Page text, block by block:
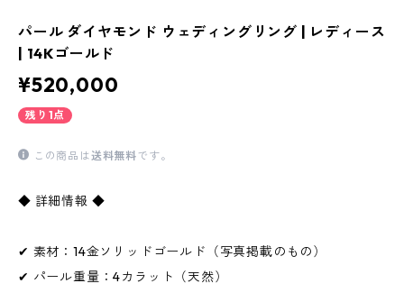
パール ダイヤモンド ウェディングリング | レディース
| 14Kゴールド
¥520,000
残り1点
この商品は送料無料です。
◆ 詳細情報 ◆
✔ 素材：14金ソリッドゴールド（写真掲載のもの）
✔ パール重量：4カラット（天然）